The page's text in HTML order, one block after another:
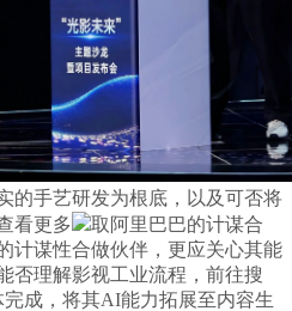
的手艺研发为根底，以及可否将
看更多
取阿里巴巴的计谋合
计谋性合做伙伴，更应关心其能
否理解影视工业流程，前往搜
成，将其AI能力拓展至内容生